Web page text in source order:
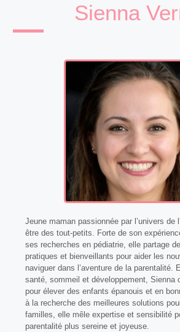
Sienna
Jeune maman passionnée par l’univers de
être des tout-petits. Forte de son
ses recherches en pédiatrie, elle partage
pratiques et bienveillants pour aider les
naviguer dans l’aventure de la parentalité.
santé, sommeil et développement, Sienna
pour élever des enfants épanouis et en
à la recherche des meilleures solutions
familles, elle mêle expertise et sensibilité
parentalité plus sereine et joyeuse.